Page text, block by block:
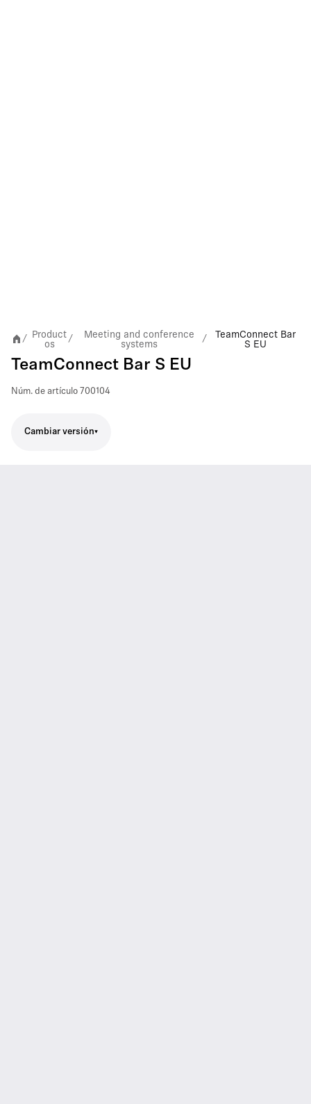
/
Product
os
/
Meeting and conference
systems
/
TeamConnect Bar
S EU
TeamConnect Bar S EU
Núm. de artículo 700104
Cambiar versión